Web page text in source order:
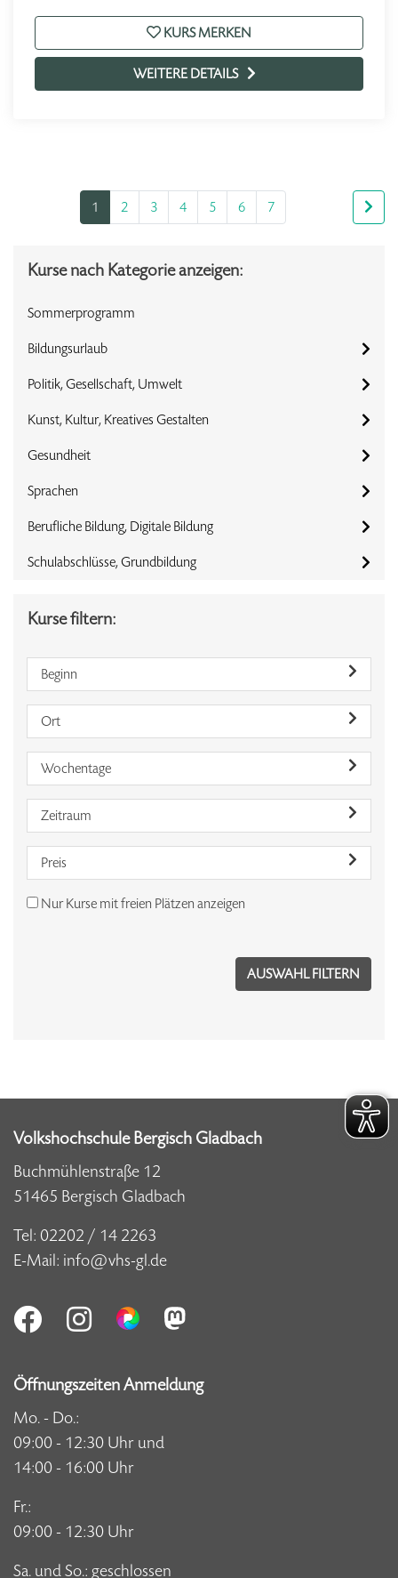
KURS MERKEN
WEITERE DETAILS
1 2 3 4 5 6 7
Kurse nach Kategorie anzeigen:
Sommerprogramm
Bildungsurlaub
Politik, Gesellschaft, Umwelt
Kunst, Kultur, Kreatives Gestalten
Gesundheit
Sprachen
Berufliche Bildung, Digitale Bildung
Schulabschlüsse, Grundbildung
Kurse filtern:
Beginn
Ort
Wochentage
Zeitraum
Preis
Nur Kurse mit freien Plätzen anzeigen
Volkshochschule Bergisch Gladbach
Buchmühlenstraße 12
51465 Bergisch Gladbach
Tel: 02202 / 14 2263
E-Mail: info@vhs-gl.de
Öffnungszeiten Anmeldung
Mo. - Do.:
09:00 - 12:30 Uhr und
14:00 - 16:00 Uhr
Fr.:
09:00 - 12:30 Uhr
Sa. und So.: geschlossen